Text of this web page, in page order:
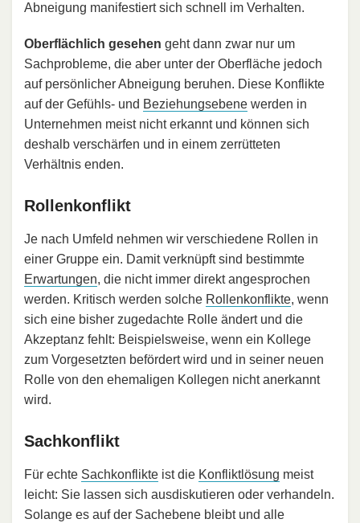
Abneigung manifestiert sich schnell im Verhalten.
Oberflächlich gesehen geht dann zwar nur um
Sachprobleme, die aber unter der Oberfläche jedoch
auf persönlicher Abneigung beruhen. Diese Konflikte
auf der Gefühls- und Beziehungsebene werden in
Unternehmen meist nicht erkannt und können sich
deshalb verschärfen und in einem zerrütteten
Verhältnis enden.
Rollenkonflikt
Je nach Umfeld nehmen wir verschiedene Rollen in
einer Gruppe ein. Damit verknüpft sind bestimmte
Erwartungen, die nicht immer direkt angesprochen
werden. Kritisch werden solche Rollenkonflikte, wenn
sich eine bisher zugedachte Rolle ändert und die
Akzeptanz fehlt: Beispielsweise, wenn ein Kollege
zum Vorgesetzten befördert wird und in seiner neuen
Rolle von den ehemaligen Kollegen nicht anerkannt
wird.
Sachkonflikt
Für echte Sachkonflikte ist die Konfliktlösung meist
leicht: Sie lassen sich ausdiskutieren oder verhandeln.
Solange es auf der Sachebene bleibt und alle